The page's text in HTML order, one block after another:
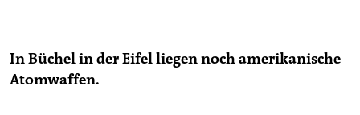
In Büchel in der Eifel liegen noch amerikanische
Atomwaffen.